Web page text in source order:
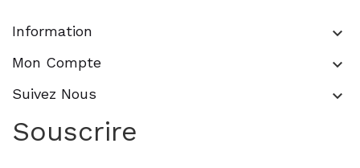
Information keyboard_arrow_down
Mon Compte keyboard_arrow_down
Suivez Nous keyboard_arrow_down
Souscrire